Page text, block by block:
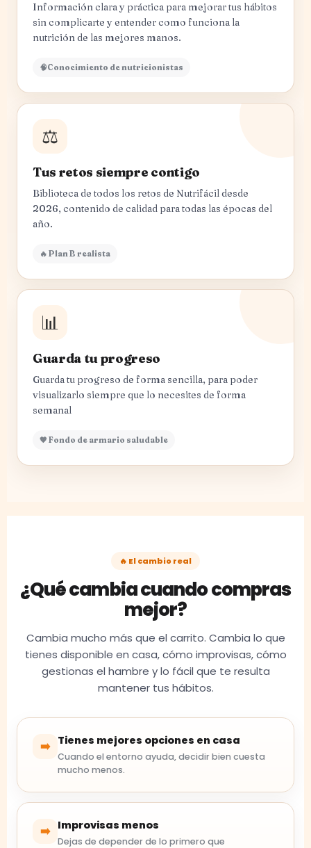
Información clara y práctica para mejorar tus hábitos
sin complicarte y entender como funciona la
nutrición de las mejores manos.
🧠Conocimiento de nutricionistas
⚖️
Tus retos siempre contigo
Biblioteca de todos los retos de Nutrifácil desde
2026, contenido de calidad para todas las épocas del
año.
🔥 Plan B realista
📊
Guarda tu progreso
Guarda tu progreso de forma sencilla, para poder
visualizarlo siempre que lo necesites de forma
semanal
🧡 Fondo de armario saludable
🔥 El cambio real
¿Qué cambia cuando compras
mejor?
Cambia mucho más que el carrito. Cambia lo que
tienes disponible en casa, cómo improvisas, cómo
gestionas el hambre y lo fácil que te resulta
mantener tus hábitos.
➡️ Tienes mejores opciones en casa
Cuando el entorno ayuda, decidir bien cuesta
mucho menos.
➡️ Improvisas menos
Dejas de depender de lo primero que